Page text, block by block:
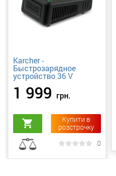
Karcher -
Быстрозарядное
устройство 36 V
1 999 грн.
shopping_cart
Купити в
розстрочку
0